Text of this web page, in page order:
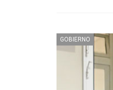
GOBIERNO